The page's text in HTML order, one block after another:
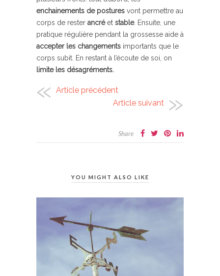
enchainements de postures vont permettre au
corps de rester ancréet stable. Ensuite, une
pratique régulière pendant la grossesse aide à
accepter les changements importants que le
corps subit. En restant à l’écoute de soi, on
limite les désagréments.
Article précédent
Article suivant
Share
YOU MIGHT ALSO LIKE